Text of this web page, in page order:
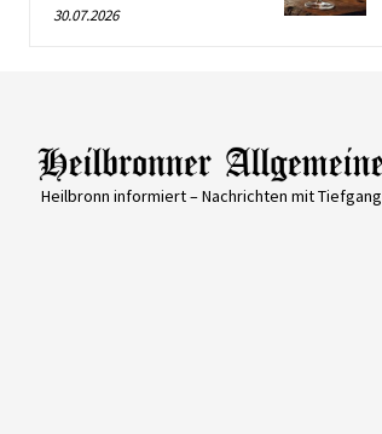
30.07.2026
Heilbronn informiert – Nachrichten mit Tiefgang